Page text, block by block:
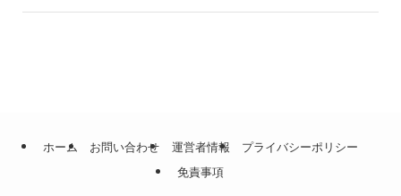
ホーム お問い合わせ 運営者情報
プライバシーポリシー
免責事項